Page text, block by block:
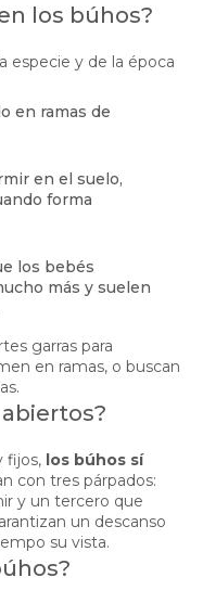
los búhos?
especie y de la época
en ramas de
en el suelo,
forma
los bebés
más y suelen
garras para
en ramas, o buscan
fijos, los búhos sí
con tres párpados:
y un tercero que
un descanso
su vista.